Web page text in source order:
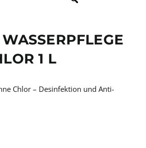
1 L
Chlor – Desinfektion und Anti-